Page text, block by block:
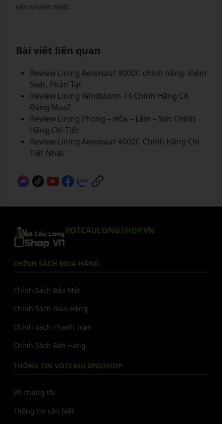
vấn nhanh nhất.
Bài viết liên quan
Review Lining Aeronaut 9000C chính hãng: Kiểm
Soát, Phản Tạt
Review Lining Windstorm 74 Chính Hãng Có
Đáng Mua?
Review Lining Phong – Hỏa – Lâm – Sơn Chính
Hãng Chi Tiết
Review Lining Aeronaut 4000C Chính Hãng Chi
Tiết Nhất
VOTCAULONGSHOP.VN
CHÍNH SÁCH MUA HÀNG
Chính Sách Bảo Mật
Chính Sách Giao Hàng
Chính Sách Thanh Toán
Chính Sách Bán Hàng
THÔNG TIN VOTCAULONGSHOP
Về chúng tôi
Thông tin cần biết